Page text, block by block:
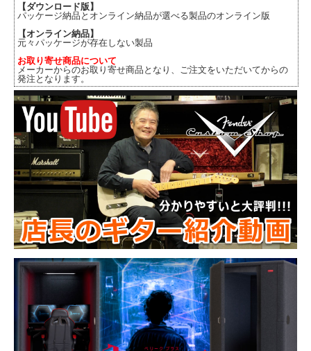
【ダウンロード版】
パッケージ納品とオンライン納品が選べる製品のオンライン版
【オンライン納品】
元々パッケージが存在しない製品
お取り寄せ商品について
メーカーからのお取り寄せ商品となり、ご注文をいただいてからの
発注となります。